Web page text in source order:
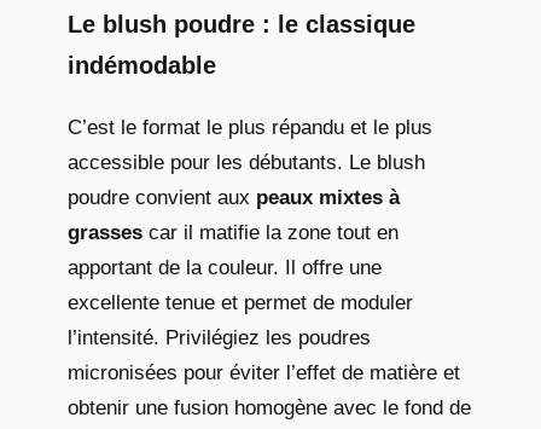
Le blush poudre : le classique
indémodable
C’est le format le plus répandu et le plus
accessible pour les débutants. Le blush
poudre convient aux peaux mixtes à
grasses car il matifie la zone tout en
apportant de la couleur. Il offre une
excellente tenue et permet de moduler
l’intensité. Privilégiez les poudres
micronisées pour éviter l’effet de matière et
obtenir une fusion homogène avec le fond de